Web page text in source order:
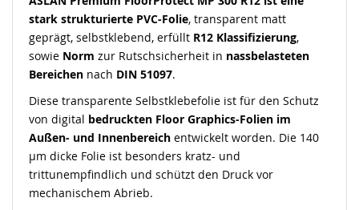
stark strukturierte PVC-Folie, transparent matt
geprägt, selbstklebend, erfüllt R12 Klassifizierung,
sowie Norm zur Rutschsicherheit in nassbelasteten
Bereichen nach DIN 51097.
Diese transparente Selbstklebefolie ist für den Schutz
von digital bedruckten Floor Graphics-Folien im
Außen- und Innenbereich entwickelt worden. Die 140
µm dicke Folie ist besonders kratz- und
trittunempfindlich und schützt den Druck vor
mechanischem Abrieb.